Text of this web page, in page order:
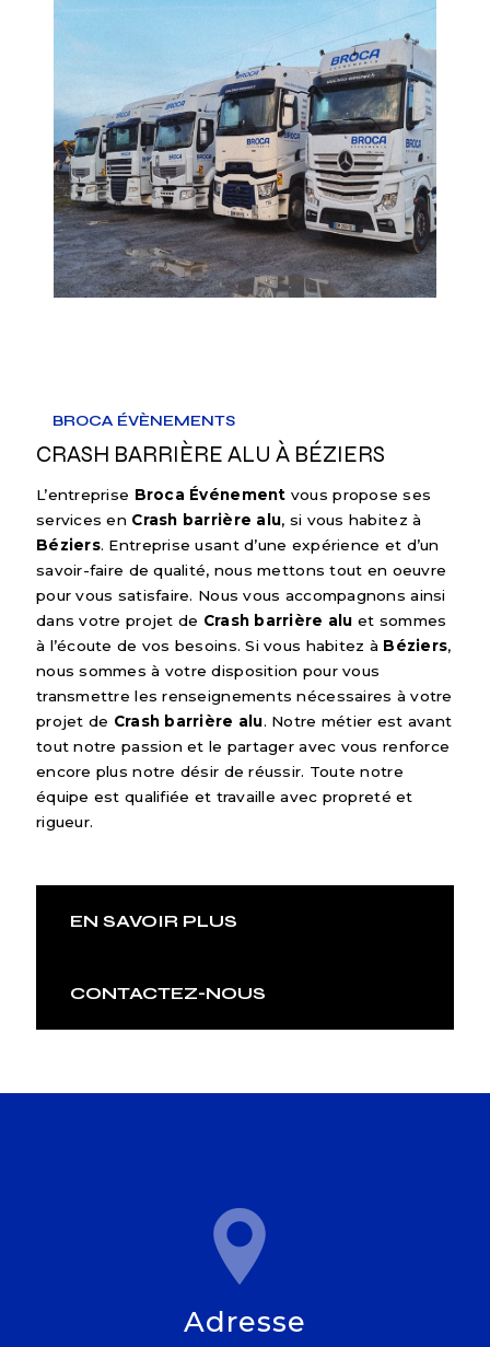
BROCA ÉVÈNEMENTS
CRASH BARRIÈRE ALU À BÉZIERS
L’entreprise Broca Événement vous propose ses
services en Crash barrière alu, si vous habitez à
Béziers. Entreprise usant d’une expérience et d’un
savoir-faire de qualité, nous mettons tout en oeuvre
pour vous satisfaire. Nous vous accompagnons ainsi
dans votre projet de Crash barrière alu et sommes
à l’écoute de vos besoins. Si vous habitez à Béziers,
nous sommes à votre disposition pour vous
transmettre les renseignements nécessaires à votre
projet de Crash barrière alu. Notre métier est avant
tout notre passion et le partager avec vous renforce
encore plus notre désir de réussir. Toute notre
équipe est qualifiée et travaille avec propreté et
rigueur.
EN SAVOIR PLUS
CONTACTEZ-NOUS
Adresse